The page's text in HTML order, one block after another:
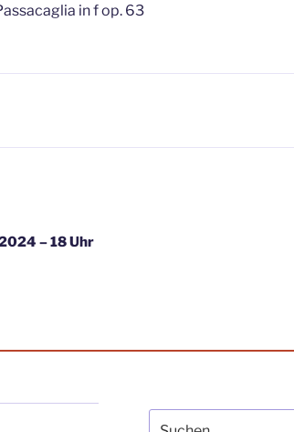
in f op. 63
– 18 Uhr